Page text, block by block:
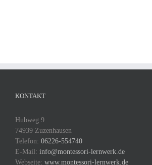
KONTAKT
Hubweg 9
74939 Zuzenhausen
Telefon: 06226-554740
E-Mail: info@montessori-lernwerk.de
Webseite: www.montessori-lernwerk.de